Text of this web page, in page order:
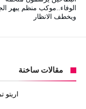
الوفاء..موكب منظم يبهر
ويخطف الانظار
مقالات ساخنة